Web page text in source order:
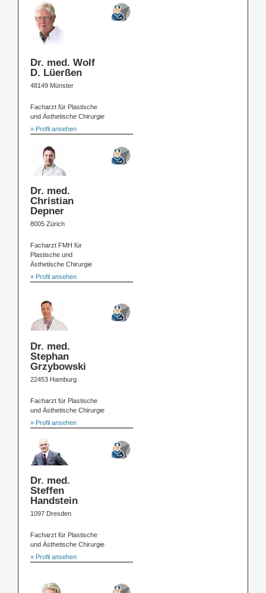
Dr. med. Wolf
D. Lüerßen
48149 Münster
Facharzt für Plastische
und Ästhetische Chirurgie
» Profil ansehen
Dr. med.
Christian
Depner
8005 Zürich
Facharzt FMH für
Plastische und
Ästhetische Chirurgie
» Profil ansehen
Dr. med.
Stephan
Grzybowski
22453 Hamburg
Facharzt für Plastische
und Ästhetische Chirurgie
» Profil ansehen
Dr. med.
Steffen
Handstein
1097 Dresden
Facharzt für Plastische
und Ästhetische Chirurgie
» Profil ansehen